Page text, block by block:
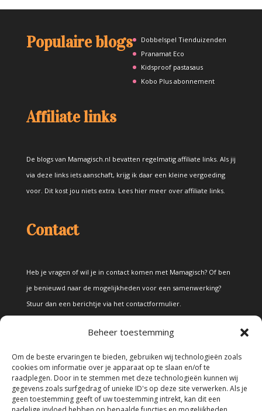
Beheer toestemming
Om de beste ervaringen te bieden, gebruiken wij technologieën zoals
cookies om informatie over je apparaat op te slaan en/of te
raadplegen. Door in te stemmen met deze technologieën kunnen wij
gegevens zoals surfgedrag of unieke ID's op deze site verwerken. Als je
geen toestemming geeft of uw toestemming intrekt, kan dit een
Populaire blogs
Dobbelspel Tienduizenden
Pranamat Eco
Kidsproof pastasaus
Kobo Plus abonnement
Affiliate links
De blogs van Mamagisch.nl bevatten regelmatig affiliate links. Als jij
via deze links iets aanschaft, krijg ik daar een kleine vergoeding
voor. Dit kost jou niets extra. Lees hier meer over affiliate links.
Contact
Heb je vragen of wil je in contact komen met Mamagisch? Of ben
je benieuwd naar de mogelijkheden voor een samenwerking?
Stuur dan een berichtje via het contactformulier.
Alle teksten en foto's op deze site zijn eigendom van Mamagisch.
Teksten en foto's van Mamagisch mogen onder geen beding